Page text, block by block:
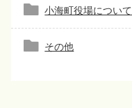
小海町役場について
その他